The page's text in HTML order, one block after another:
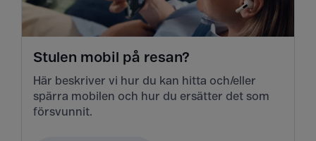
Stulen mobil på resan?
Här beskriver vi hur du kan hitta och/eller
spärra mobilen och hur du ersätter det som
försvunnit.